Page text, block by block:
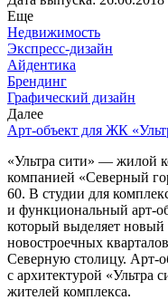
Еще
Недвижимость
Экспресс-дизайн
Айдентика
Брендинг
Графический дизайн
Далее
Арт-объект для ЖК
«Ультра сити» — жилой
компанией «Северный
60. В студии для
и функциональный арт-
который выделяет
новостроечных
Северную столицу. Арт-
с архитектурой «Ультра
жителей комплекса.